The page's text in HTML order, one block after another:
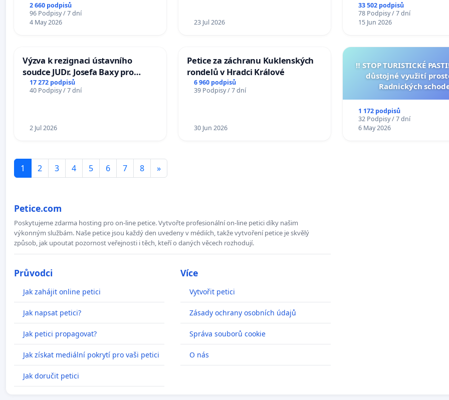
2 660 podpisů
96 Podpisy / 7 dní
4 May 2026
23 Jul 2026
33 502 podpisů
78 Podpisy / 7 dní
15 Jun 2026
Výzva k rezignaci ústavního
soudce JUDr. Josefa Baxy pro
ohrožení důvěry ve spravedlivý
proces
17 272 podpisů
40 Podpisy / 7 dní
2 Jul 2026
Petice za záchranu Kuklenských
rondelů v Hradci Králové
6 960 podpisů
39 Podpisy / 7 dní
30 Jun 2026
‼️ STOP TURISTICKÉ
důstojné využití
Radnických
1 172 podpisů
32 Podpisy / 7 dní
6 May 2026
1 2 3 4 5 6 7 8 »
Petice.com
Poskytujeme zdarma hosting pro on-line petice. Vytvořte profesionální on-line petici díky našim
výkonným službám. Naše petice jsou každý den uvedeny v médiích, takže vytvoření petice je skvělý
způsob, jak upoutat pozornost veřejnosti i těch, kteří o daných věcech rozhodují.
Průvodci
Jak zahájit online petici
Jak napsat petici?
Jak petici propagovat?
Jak získat mediální pokrytí pro vaši petici
Jak doručit petici
Více
Vytvořit petici
Zásady ochrany osobních údajů
Správa souborů cookie
O nás